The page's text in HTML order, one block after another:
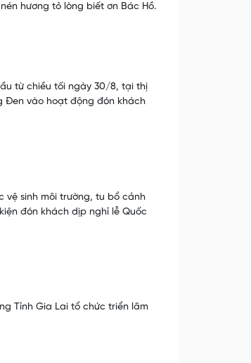
hương tỏ lòng biết ơn Bác Hồ.
từ chiều tối ngày 30/8, tại thị
Đen vào hoạt động đón khách
vệ sinh môi trường, tu bổ cảnh
đón khách dịp nghỉ lễ Quốc
Tỉnh Gia Lai tổ chức triển lãm